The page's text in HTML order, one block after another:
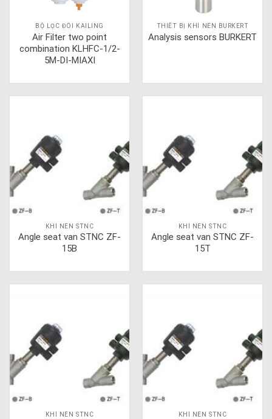
BỘ LỌC ĐÔI KAILING
Air Filter two point
combination KLHFC-1/2-
5M-DI-MIAXI
THIẾT BỊ KHÍ NÉN BURKERT
Analysis sensors BURKERT
KHÍ NÉN STNC
Angle seat van STNC ZF-
15B
KHÍ NÉN STNC
Angle seat van STNC ZF-
15T
KHÍ NÉN STNC KHÍ NÉN STNC